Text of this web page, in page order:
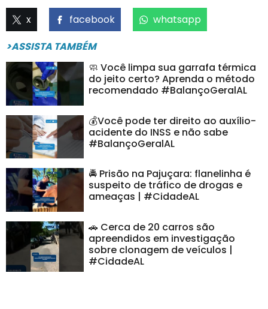
x facebook
whatsapp
>ASSISTA TAMBÉM
🧼 Você limpa sua garrafa térmica
do jeito certo? Aprenda o método
recomendado #BalançoGeralAL
💰Você pode ter direito ao auxílio-
acidente do INSS e não sabe
#BalançoGeralAL
🚔 Prisão na Pajuçara: flanelinha é
suspeito de tráfico de drogas e
ameaças | #CidadeAL
🚗 Cerca de 20 carros são
apreendidos em investigação
sobre clonagem de veículos |
#CidadeAL